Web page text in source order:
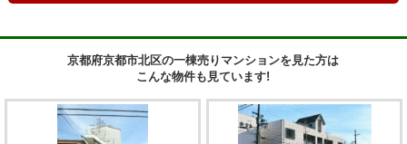
京都府京都市北区の一棟売りマンションを見た方は
こんな物件も見ています!